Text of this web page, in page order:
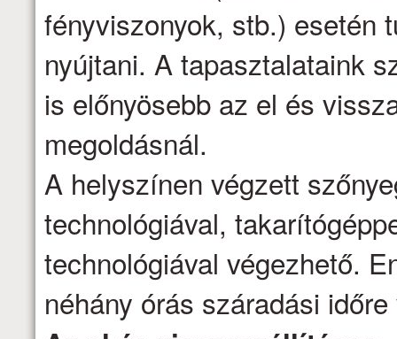
fényviszonyok, stb.) esetén
nyújtani. A tapasztalataink
is előnyösebb az el és
megoldásnál.
A helyszínen végzett
technológiával,
technológiával végezhető.
néhány órás száradási